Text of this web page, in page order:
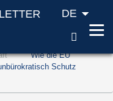
'1')
'2')
(Accesskey '3')
DE
Wie die EU
Schutz